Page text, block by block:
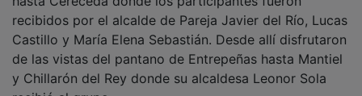
recibidos por el alcalde de Pareja Javier del Río, Lucas
Castillo y María Elena Sebastián. Desde allí disfrutaron
de las vistas del pantano de Entrepeñas hasta Mantiel
y Chillarón del Rey donde su alcaldesa Leonor Sola
recibió al grupo.